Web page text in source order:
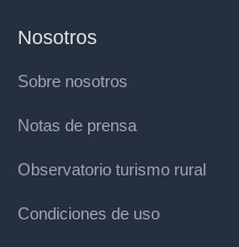
Nosotros
Sobre nosotros
Notas de prensa
Observatorio turismo rural
Condiciones de uso